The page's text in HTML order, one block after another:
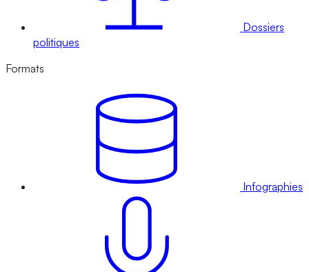
Dossiers
politiques
Formats
Infographies